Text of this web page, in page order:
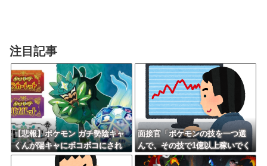
注目記事
【悲報】ポケモン ガチ勢陰キャ
くんが陽キャにボコボコにされ
てる話をDLCで実装して大荒れ
面接官「ポケモンの技を一つ選
んで、その技で1億以上稼いでく
ださい」